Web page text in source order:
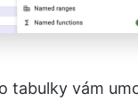
tabulky vám